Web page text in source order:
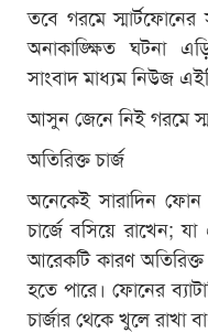
তবে গরমে
অনাকাঙ্ক্ষিত ঘটনা
সাংবাদ মাধ্যম নিউজ
আসুন জেনে নিই গরমে
অতিরিক্ত চার্জ
অনেকেই সারাদিন
চার্জে বসিয়ে রাখেন;
আরেকটি কারণ
হতে পারে। ফোনের
চার্জার থেকে খুলে রাখা